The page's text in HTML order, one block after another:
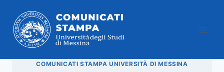
contenuto
COMUNICATI STAMPA UNIVERSITÀ DI MESSINA